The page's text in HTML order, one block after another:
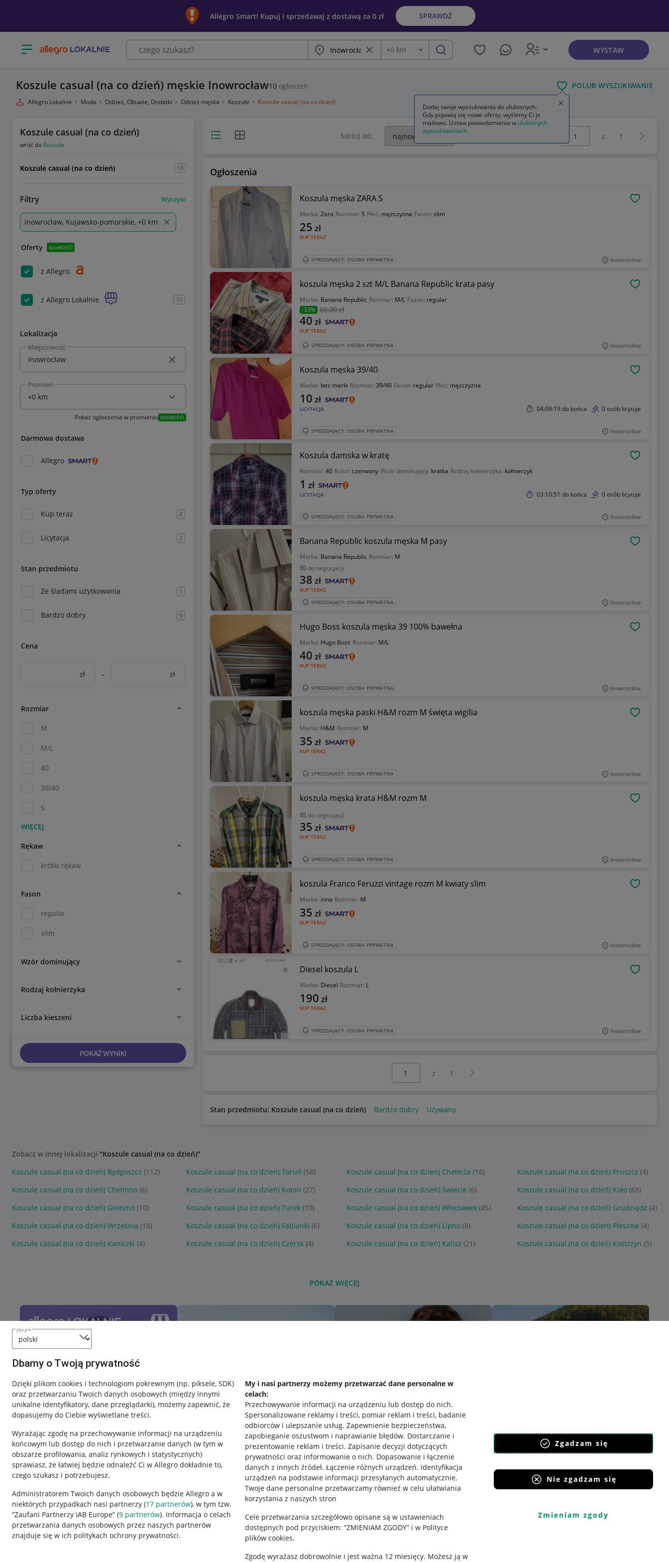
język
Dbamy o Twoją prywatność
Dzięki plikom cookies i technologiom pokrewnym (np. piksele, SDK)
oraz przetwarzaniu Twoich danych osobowych (między innymi
unikalne identyfikatory, dane przeglądarki), możemy zapewnić, że
dopasujemy do Ciebie wyświetlane treści.
Wyrażając zgodę na przechowywanie informacji na urządzeniu
końcowym lub dostęp do nich i przetwarzanie danych (w tym w
obszarze profilowania, analiz rynkowych i statystycznych)
sprawiasz, że łatwiej będzie odnaleźć Ci w Allegro dokładnie to,
czego szukasz i potrzebujesz.
Administratorem Twoich danych osobowych będzie Allegro a w
niektórych przypadkach nasi partnerzy (17 partnerów), w tym tzw.
“Zaufani Partnerzy IAB Europe” (9 partnerów). Informacja o celach
przetwarzania danych osobowych przez naszych partnerów
znajduje się w ich politykach ochrony prywatności.
My i nasi partnerzy możemy przetwarzać dane personalne w
celach:
Przechowywanie informacji na urządzeniu lub dostęp do nich.
Spersonalizowane reklamy i treści, pomiar reklam i treści, badanie
odbiorców i ulepszanie usług. Zapewnienie bezpieczeństwa,
zapobieganie oszustwom i naprawianie błędów. Dostarczanie i
prezentowanie reklam i treści. Zapisanie decyzji dotyczących
prywatności oraz informowanie o nich. Dopasowanie i łączenie
danych z innych źródeł. Łączenie różnych urządzeń. Identyfikacja
urządzeń na podstawie informacji przesyłanych automatycznie.
Twoje dane personalne przetwarzamy również w celu ułatwiania
korzystania z naszych stron
Cele przetwarzania szczegółowo opisane są w ustawieniach
dostępnych pod przyciskiem: “ZMIENIAM ZGODY” i w Polityce
plików cookies.
Zgodę wyrażasz dobrowolnie i jest ważna 12 miesięcy. Możesz ją w
Zgadzam się
Nie zgadzam się
Zmieniam zgody
Allegro Smart! Kupuj i sprzedawaj z dostawą za 0 zł SPRAWDŹ
Otwórz menu z kategoriami Miasto Wyczyść frazę
Odległość
+0 km szukaj WYSTAW
Koszule casual (na co dzień) męskie Inowrocław10 ogłoszeń POLUB WYSZUKIWANIE
Allegro Lokalnie Moda Odzież, Obuwie, Dodatki Odzież męska Koszule Koszule casual (na co dzień)
Koszule casual (na co dzień)
wróć do Koszule
Koszule casual (na co dzień) 10
Filtry Wyczyść
Inowrocław, Kujawsko-pomorskie, +0 km
Oferty NOWOŚĆ!
z Allegro
z Allegro Lokalnie 10
Lokalizacja
Miejscowość
Promień
Pokaż ogłoszenia w promieniu NOWOŚĆ!
Darmowa dostawa
Allegro
Typ oferty
Kup teraz 8
Licytacja 2
Stan przedmiotu
Ze śladami użytkowania 1
Bardzo dobry 9
Cena
zł – zł
Rozmiar
M
M/L
40
39/40
S
Rękaw
krótki rękaw
Fason
regular
slim
Wzór dominujący
Rodzaj kołnierzyka
Liczba kieszeni
POKAŻ WYNIKI
Widok listyWidok siatki Sortuj od: z 1
Ogłoszenia
Koszula męska ZARA S
Marka: Zara Rozmiar: S Płeć: mężczyzna Fason: slim
KUP TERAZ
25 zł
SPRZEDAJĄCY: OSOBA PRYWATNA Inowrocław
koszula męska 2 szt M/L Banana Republic krata pasy
Marka: Banana Republic Rozmiar: M/L Fason: regular
-33% 60,00 zł
KUP TERAZ
40 zł
SPRZEDAJĄCY: OSOBA PRYWATNA Inowrocław
Koszula męska 39/40
Marka: bez marki Rozmiar: 39/40 Fason: regular Płeć: mężczyzna
LICYTACJA
10 zł
04:08:19 do końca 0 osób licytuje
SPRZEDAJĄCY: OSOBA PRYWATNA Inowrocław
Koszula damska w kratę
Rozmiar: 40 Kolor: czerwony Wzór dominujący: kratka Rodzaj kołnierzyka: kołnierzyk
LICYTACJA
1 zł
03:10:51 do końca 0 osób licytuje
SPRZEDAJĄCY: OSOBA PRYWATNA Inowrocław
Banana Republic koszula męska M pasy
Marka: Banana Republic Rozmiar: M
do negocjacji
KUP TERAZ
38 zł
SPRZEDAJĄCY: OSOBA PRYWATNA Inowrocław
Hugo Boss koszula męska 39 100% bawełna
Marka: Hugo Boss Rozmiar: M/L
KUP TERAZ
40 zł
SPRZEDAJĄCY: OSOBA PRYWATNA Inowrocław
koszula męska paski H&M rozm M święta wigilia
Marka: H&M Rozmiar: M
KUP TERAZ
35 zł
SPRZEDAJĄCY: OSOBA PRYWATNA Inowrocław
koszula męska krata H&M rozm M
do negocjacji
KUP TERAZ
35 zł
SPRZEDAJĄCY: OSOBA PRYWATNA Inowrocław
koszula Franco Feruzzi vintage rozm M kwiaty slim
Marka: inna Rozmiar: M
KUP TERAZ
35 zł
SPRZEDAJĄCY: OSOBA PRYWATNA Inowrocław
Diesel koszula L
Marka: Diesel Rozmiar: L
KUP TERAZ
190 zł
SPRZEDAJĄCY: OSOBA PRYWATNA Inowrocław
z 1 Następna strona
Stan przedmiotu: Koszule casual (na co dzień) Bardzo dobry Używany
Zobacz w innej lokalizacji "Koszule casual (na co dzień)"
Koszule casual (na co dzień) Bydgoszcz (112) Koszule casual (na co dzień) Toruń (58) Koszule casual (na co dzień) Chełmża (16) Koszule casual (na co dzień) Pruszcz (4)
Koszule casual (na co dzień) Chełmno (6) Koszule casual (na co dzień) Konin (27) Koszule casual (na co dzień) Świecie (6) Koszule casual (na co dzień) Koło (68)
Koszule casual (na co dzień) Gniezno (10) Koszule casual (na co dzień) Turek (10) Koszule casual (na co dzień) Włocławek (45) Koszule casual (na co dzień) Grudziądz (4)
Koszule casual (na co dzień) Września (18) Koszule casual (na co dzień) Fabianki (6) Koszule casual (na co dzień) Lipno (8) Koszule casual (na co dzień) Pleszew (4)
Koszule casual (na co dzień) Kaniczki (4) Koszule casual (na co dzień) Czersk (4) Koszule casual (na co dzień) Kalisz (21) Koszule casual (na co dzień) Kostrzyn (5)
POKAŻ WIĘCEJ
Przydatne informacje
Jak to działa
Napisz do nas
Allegro Gadane dla sprzedających
Regulamin
Polityka plików "cookies"
Ustawienia plików "cookies"
Udostępnianie lokalizacji
Pobierz aplikację
Dodaj swoje wyszukiwania do ulubionych.
Gdy pojawią się nowe oferty, wyślemy Ci je
mailowo. Ustaw powiadomienia w ulubionych
wyszukiwaniach.
Zamknij wskazówkę